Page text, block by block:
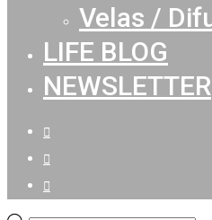
Velas /
LIFE BLOG
NEWSLETTER
facebook
youtube
instagram